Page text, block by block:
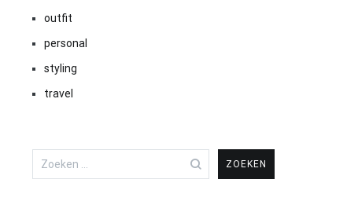
outfit
personal
styling
travel
naar: